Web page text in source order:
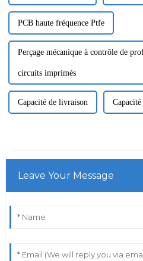
PCB haute fréquence Ptfe
Perçage mécanique à contrôle de
circuits imprimés
Capacité de livraison
Leave Your Message